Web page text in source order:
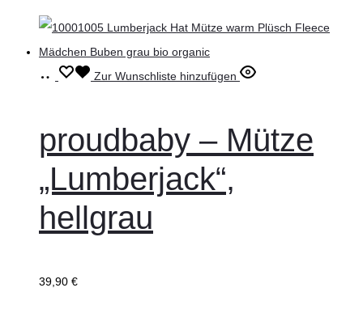
Ausführung
Dieses
mehrere
Varianten
auf.
Die
Zur Wunschliste hinzufügen
proudbaby – Mütze
„Lumberjack“,
hellgrau
39,90 €